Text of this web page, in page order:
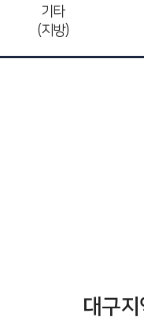
기타
(지방)
대구